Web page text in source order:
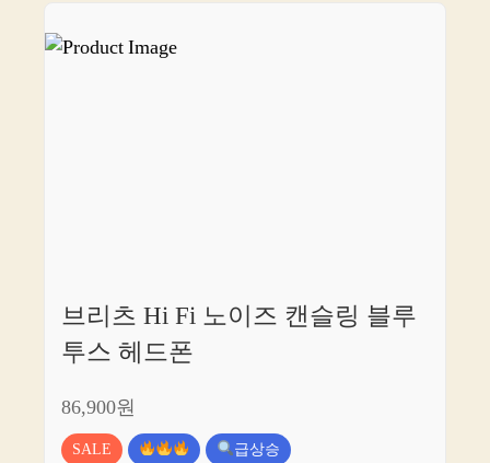
브리츠 Hi Fi 노이즈 캔슬링 블루
투스 헤드폰
86,900원
SALE 급상승